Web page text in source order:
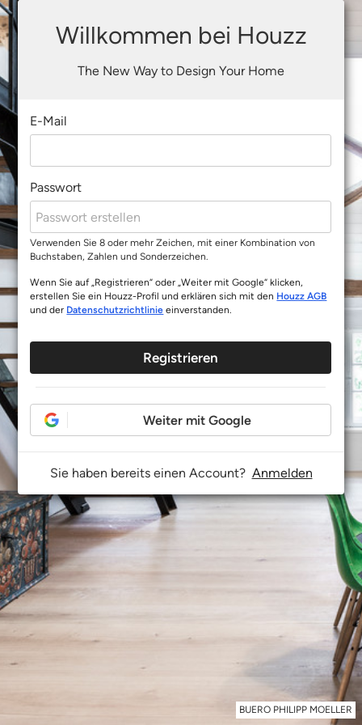
BUERO PHILIPP MOELLER
Willkommen bei Houzz
The New Way to Design Your Home
E-Mail
Passwort
Verwenden Sie 8 oder mehr Zeichen, mit einer Kombination von
Buchstaben, Zahlen und Sonderzeichen.
Wenn Sie auf „Registrieren“ oder „Weiter mit Google“ klicken,
erstellen Sie ein Houzz-Profil und erklären sich mit den Houzz AGB
und der Datenschutzrichtlinie einverstanden.
Registrieren
Weiter mit Google
Sie haben bereits einen Account? Anmelden